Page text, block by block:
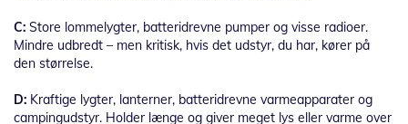
C: Store lommelygter, batteridrevne pumper og visse radioer.
Mindre udbredt – men kritisk, hvis det udstyr, du har, kører på
den størrelse.
D: Kraftige lygter, lanterner, batteridrevne varmeapparater og
campingudstyr. Holder længe og giver meget lys eller varme over